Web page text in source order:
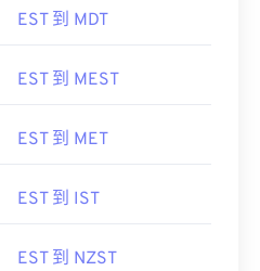
EST 到 MDT
EST 到 MEST
EST 到 MET
EST 到 IST
EST 到 NZST